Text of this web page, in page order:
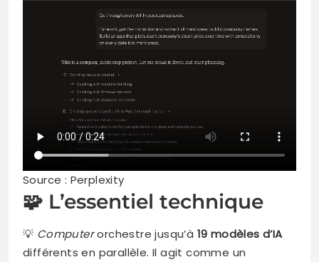
Source : Perplexity
🧩 L’essentiel technique
💡 Computerorchestre jusqu’à 19 modèles d’IA
différents en parallèle. Il agit comme un